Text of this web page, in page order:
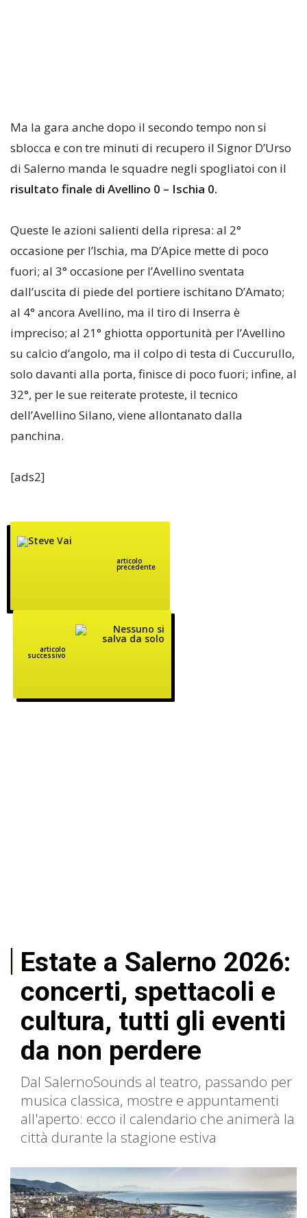
Ma la gara anche dopo il secondo tempo non si
sblocca e con tre minuti di recupero il Signor D’Urso
di Salerno manda le squadre negli spogliatoi con il
risultato finale di Avellino 0 – Ischia 0.
Queste le azioni salienti della ripresa: al 2°
occasione per l’Ischia, ma D’Apice mette di poco
fuori; al 3° occasione per l’Avellino sventata
dall’uscita di piede del portiere ischitano D’Amato;
al 4° ancora Avellino, ma il tiro di Inserra è
impreciso; al 21° ghiotta opportunità per l’Avellino
su calcio d’angolo, ma il colpo di testa di Cuccurullo,
solo davanti alla porta, finisce di poco fuori; infine, al
32°, per le sue reiterate proteste, il tecnico
dell’Avellino Silano, viene allontanato dalla
panchina.
[ads2]
articolo
precedente
articolo
successivo
Estate a Salerno 2026:
concerti, spettacoli e
cultura, tutti gli eventi
da non perdere
Dal SalernoSounds al teatro, passando per
musica classica, mostre e appuntamenti
all'aperto: ecco il calendario che animerà la
città durante la stagione estiva